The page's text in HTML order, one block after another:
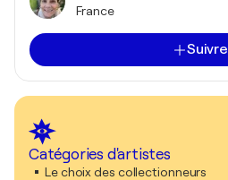
France
Suivre
Catégories d'artistes
Le choix des collectionneurs